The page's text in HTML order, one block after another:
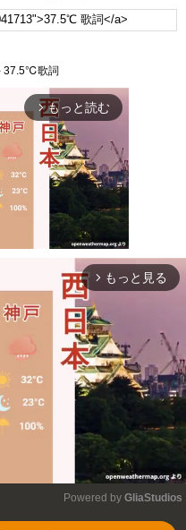
37.5℃歌詞
arrow_forward_ios もっと読む
Mute
arrow_forward_ios もっと見る
Powered by GliaStudios